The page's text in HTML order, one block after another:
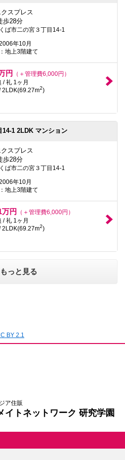
スプレス
歩28分
ば市二の宮３丁目14-1
年10月
地上3階建て
円
（＋管理費6,000円）
/ 礼 1ヶ月
2LDK(69.27m2)
1 2LDK マンション
スプレス
歩28分
ば市二の宮３丁目14-1
年10月
地上3階建て
万円
（＋管理費6,000円）
/ 礼 1ヶ月
2LDK(69.27m2)
もっと見る
BY 2.1
ア住販
イトネットワーク 研究学園